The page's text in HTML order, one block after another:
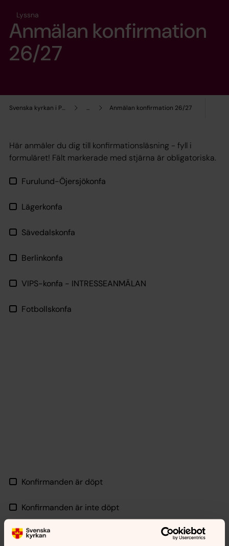
Svenska kyrkan i Partille ... Anmälan konfirmation 26/27
Lyssna
Anmälan konfirmation
26/27
Här anmäler du dig till konfirmationsläsning - fyll i
formuläret! Fält markerade med stjärna är obligatoriska.
Furulund-Öjersjökonfa
Lägerkonfa
Sävedalskonfa
Berlinkonfa
VIPS-konfa - INTRESSEANMÄLAN
Fotbollskonfa
Konfirmanden är döpt
Konfirmanden är inte döpt
Så här hanterar vi dina personuppgifter: När anmälan till